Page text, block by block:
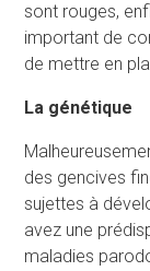
sont rouges,
important de
de mettre en
La génétique
des gencives
sujettes à
avez une
maladies